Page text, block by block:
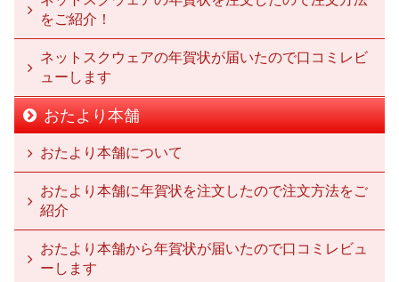
をご紹介！
ネットスクウェアの年賀状が届いたので口コミレビ
ューします
おたより本舗
おたより本舗について
おたより本舗に年賀状を注文したので注文方法をご
紹介
おたより本舗から年賀状が届いたので口コミレビュ
ーします